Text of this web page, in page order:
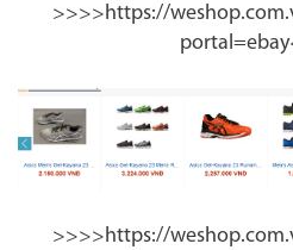
>>>>https://
>>>>https://